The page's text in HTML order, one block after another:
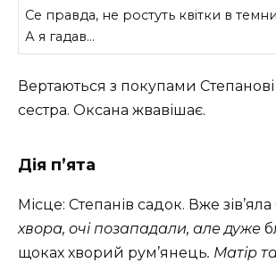
Се правда, не ростуть квітки в
А я гадав…
Вертаються з покупами Степанові
сестра. Оксана жвавішає.
Дія п’ята
Місце: Степанів садок. Вже
хвора, очі позападали, але дуже
щоках хворий рум’янець. Матір